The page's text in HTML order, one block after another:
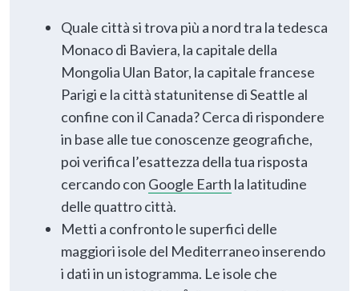
Quale città si trova più a nord tra la tedesca
Monaco di Baviera, la capitale della
Mongolia Ulan Bator, la capitale francese
Parigi e la città statunitense di Seattle al
confine con il Canada? Cerca di rispondere
in base alle tue conoscenze geografiche,
poi verifica l’esattezza della tua risposta
cercando con Google Earth la latitudine
delle quattro città.
Metti a confronto le superfici delle
maggiori isole del Mediterraneo inserendo
i dati in un istogramma. Le isole che